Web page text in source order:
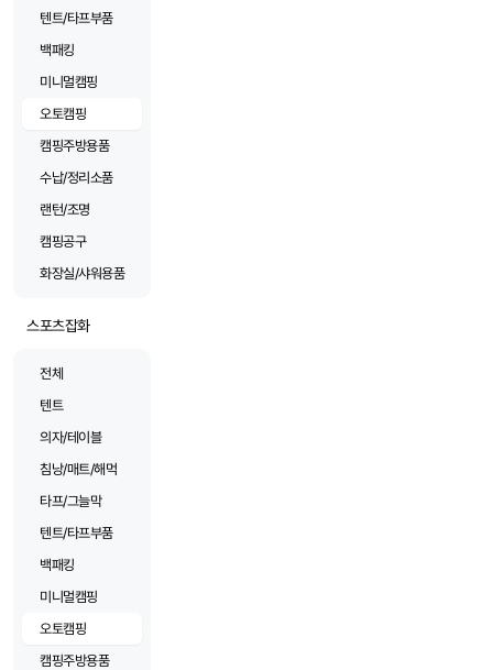
텐트/타프부품
백패킹
미니멀캠핑
오토캠핑
캠핑주방용품
수납/정리소품
랜턴/조명
캠핑공구
화장실/샤워용품
스포츠잡화
전체
텐트
의자/테이블
침낭/매트/해먹
타프/그늘막
텐트/타프부품
백패킹
미니멀캠핑
오토캠핑
캠핑주방용품